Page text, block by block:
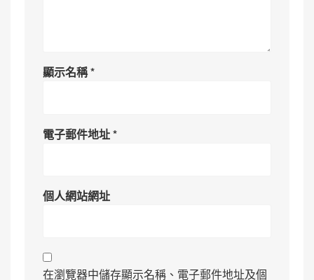
顯示名稱*
電子郵件地址*
個人網站網址
在瀏覽器中儲存顯示名稱、電子郵件地址及個